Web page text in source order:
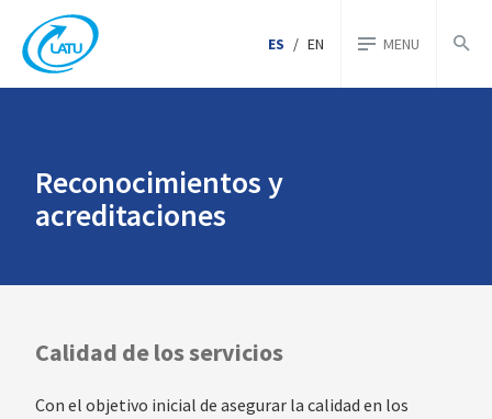
ES / EN MENU
Reconocimientos y
acreditaciones
Calidad de los servicios
Con el objetivo inicial de asegurar la calidad en los